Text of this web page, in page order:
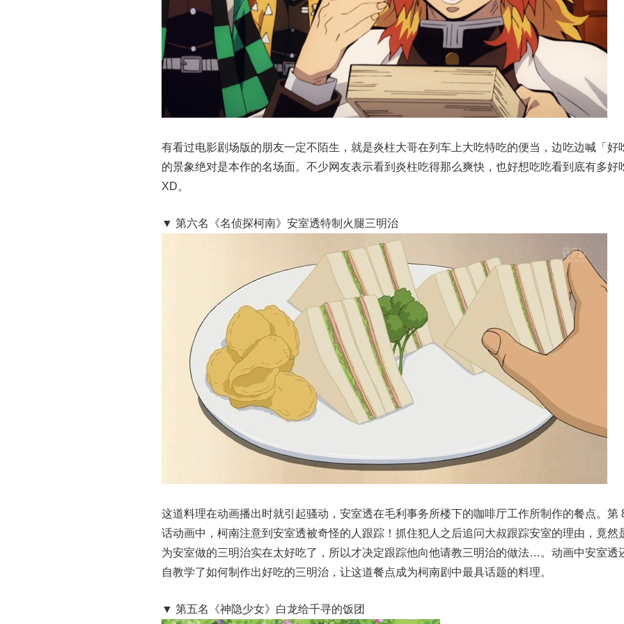
有看过电影剧场版的朋友一定不陌生，就是炎柱大哥在列车上大吃特吃的便当，边吃边喊「好
的景象绝对是本作的名场面。不少网友表示看到炎柱吃得那么爽快，也好想吃吃看到底有多好
XD。
▼ 第六名《名侦探柯南》安室透特制火腿三明治
这道料理在动画播出时就引起骚动，安室透在毛利事务所楼下的咖啡厅工作所制作的餐点。第
话动画中，柯南注意到安室透被奇怪的人跟踪！抓住犯人之后追问大叔跟踪安室的理由，竟然
为安室做的三明治实在太好吃了，所以才决定跟踪他向他请教三明治的做法…。动画中安室透
自教学了如何制作出好吃的三明治，让这道餐点成为柯南剧中最具话题的料理。
▼ 第五名《神隐少女》白龙给千寻的饭团